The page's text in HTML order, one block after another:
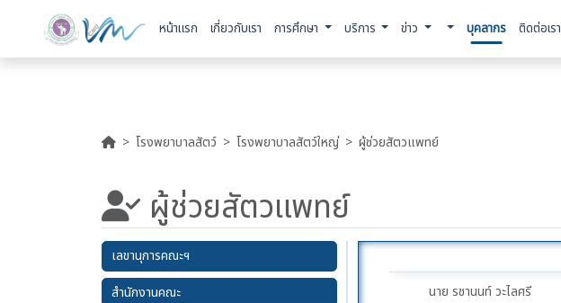
หน้าแรก เกี่ยวกับเรา การศึกษา บริการ ข่าว บุคลากร ติดต่อเรา
โรงพยาบาลสัตว์ โรงพยาบาลสัตว์ใหญ่ ผู้ช่วยสัตวแพทย์
ผู้ช่วยสัตวแพทย์
เลขานุการคณะฯ
สำนักงานคณะ
นาย รชานนท์ วะไลศรี